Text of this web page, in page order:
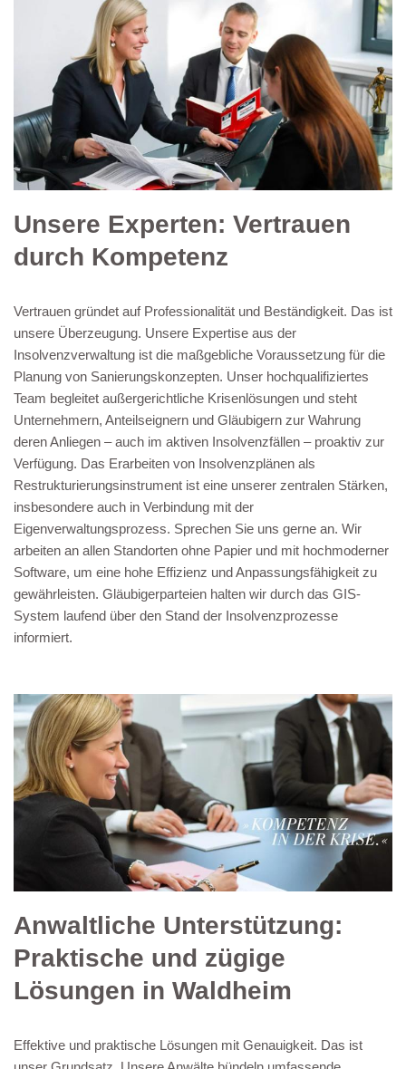
Unsere Experten: Vertrauen
durch Kompetenz
Vertrauen gründet auf Professionalität und Beständigkeit. Das ist
unsere Überzeugung. Unsere Expertise aus der
Insolvenzverwaltung ist die maßgebliche Voraussetzung für die
Planung von Sanierungskonzepten. Unser hochqualifiziertes
Team begleitet außergerichtliche Krisenlösungen und steht
Unternehmern, Anteilseignern und Gläubigern zur Wahrung
deren Anliegen – auch im aktiven Insolvenzfällen – proaktiv zur
Verfügung. Das Erarbeiten von Insolvenzplänen als
Restrukturierungsinstrument ist eine unserer zentralen Stärken,
insbesondere auch in Verbindung mit der
Eigenverwaltungsprozess. Sprechen Sie uns gerne an. Wir
arbeiten an allen Standorten ohne Papier und mit hochmoderner
Software, um eine hohe Effizienz und Anpassungsfähigkeit zu
gewährleisten. Gläubigerparteien halten wir durch das GIS-
System laufend über den Stand der Insolvenzprozesse
informiert.
Anwaltliche Unterstützung:
Praktische und zügige
Lösungen in Waldheim
Effektive und praktische Lösungen mit Genauigkeit. Das ist